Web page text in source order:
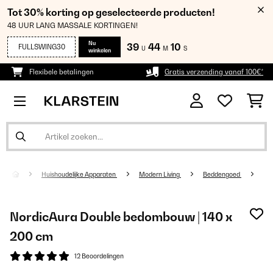
Tot 30% korting op geselecteerde producten!
48 UUR LANG MASSALE KORTINGEN!
FULLSWING30
Nu
winkelen
39 U 44 M 09 S
Flexibele betalingen Gratis verzending vanaf 100€*
Huishoudelijke Apparaten Modern Living Beddengoed
NordicAura Double bedombouw | 140 x
200 cm
12 Beoordelingen